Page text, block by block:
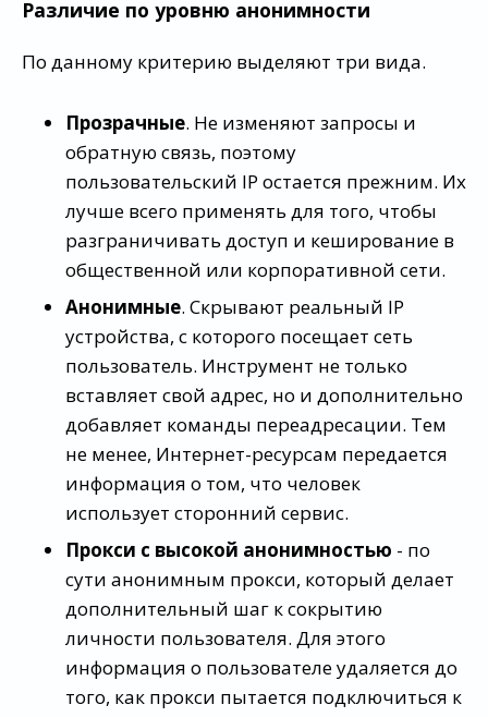
Различие по уровню анонимности
По данному критерию выделяют три вида.
Прозрачные. Не изменяют запросы и
обратную связь, поэтому
пользовательский IP остается прежним. Их
лучше всего применять для того, чтобы
разграничивать доступ и кеширование в
общественной или корпоративной сети.
Анонимные. Скрывают реальный IP
устройства, с которого посещает сеть
пользователь. Инструмент не только
вставляет свой адрес, но и дополнительно
добавляет команды переадресации. Тем
не менее, Интернет-ресурсам передается
информация о том, что человек
использует сторонний сервис.
Прокси с высокой анонимностью - по
сути анонимным прокси, который делает
дополнительный шаг к сокрытию
личности пользователя. Для этого
информация о пользователе удаляется до
того, как прокси пытается подключиться к